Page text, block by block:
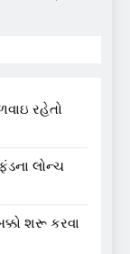
રહેતો
લોન્ચ
શરૂ કરવા